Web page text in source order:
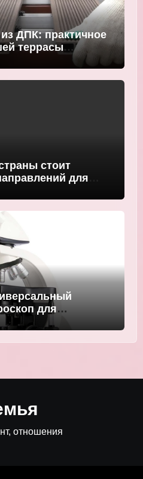
ДПК: практичное
террасы
стоит
для
для
отношения